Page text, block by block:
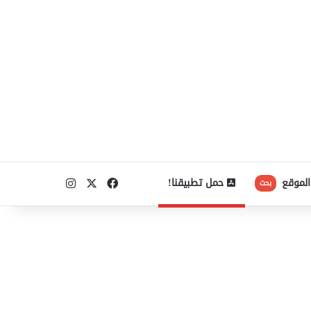
بحث حمل تطبيقنا! فيسبوكانستقرام